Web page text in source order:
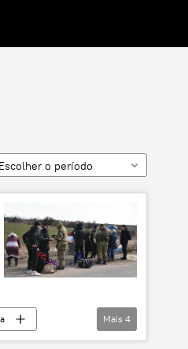
Escolher o período
Mais 4